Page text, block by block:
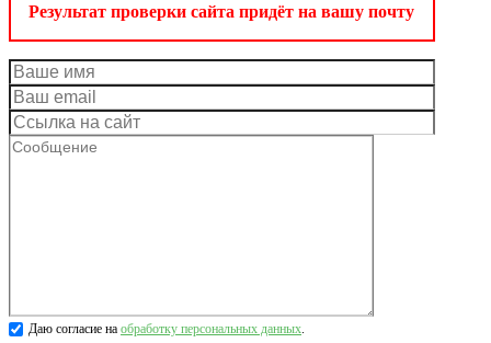
Результат проверки сайта придёт на вашу почту
Даю согласие на обработку персональных данных.